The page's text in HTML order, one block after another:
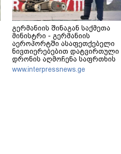
გერმანიის შინაგან საქმეთა
მინისტრი - გერმანიის
აეროპორტში ასაფეთქებელი
ნივთიერებებით დატვირთული
დრონის აღმოჩენა საფრთხის
ახალ დონეს აღნიშნავს
www.interpressnews.ge